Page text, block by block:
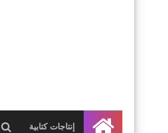
الرئيسية
إنتاجات كتابية